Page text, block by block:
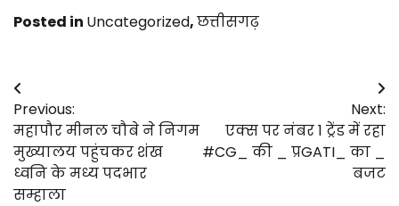
Posted in Uncategorized,छत्तीसगढ़
Post
navigation
Previous:
महापौर मीनल चौबे ने निगम
मुख्यालय पहुंचकर शंख
ध्वनि के मध्य पदभार
सम्हाला
Next:
एक्स पर नंबर 1 ट्रेंड में रहा
#CG_ की _ प्रGATI_ का _
बजट